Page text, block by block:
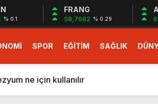
% 0.1
FRANG
58,7682 % 0.29
SPOR EĞİTİM SAĞLIK
özellikler belli oldu
ne için kullanılır